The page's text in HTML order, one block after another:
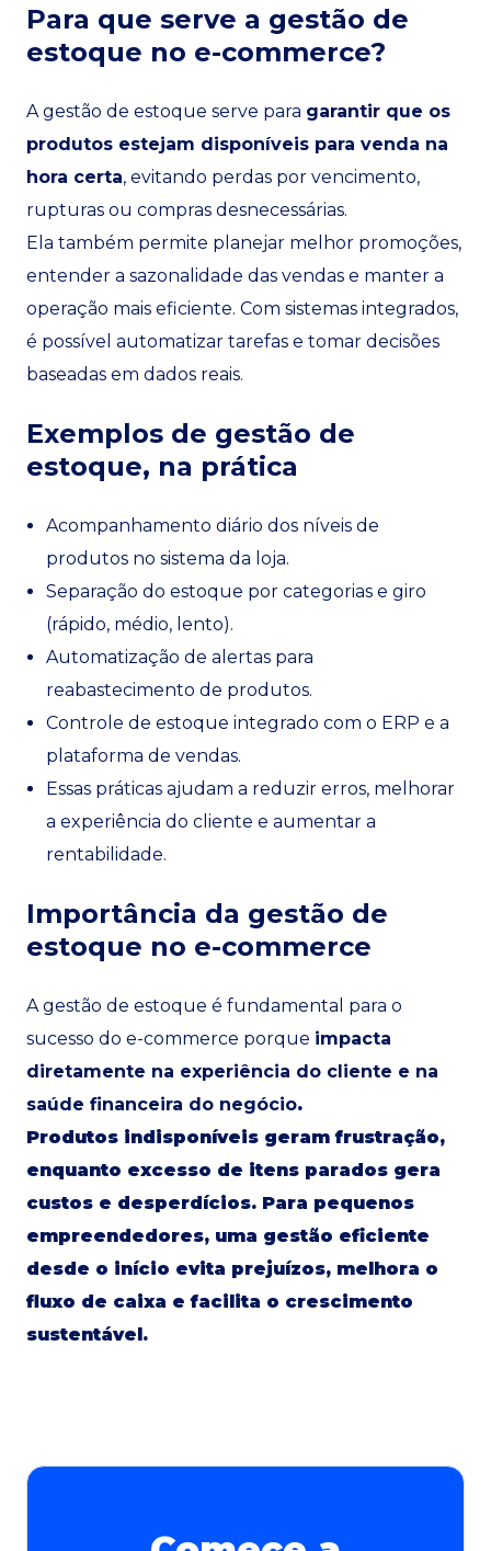
Para que serve a gestão de
estoque no e-commerce?
A gestão de estoque serve para garantir que os
produtos estejam disponíveis para venda na
hora certa, evitando perdas por vencimento,
rupturas ou compras desnecessárias.
Ela também permite planejar melhor promoções,
entender a sazonalidade das vendas e manter a
operação mais eficiente. Com sistemas integrados,
é possível automatizar tarefas e tomar decisões
baseadas em dados reais.
Exemplos de gestão de
estoque, na prática
Acompanhamento diário dos níveis de
produtos no sistema da loja.
Separação do estoque por categorias e giro
(rápido, médio, lento).
Automatização de alertas para
reabastecimento de produtos.
Controle de estoque integrado com o ERP e a
plataforma de vendas.
Essas práticas ajudam a reduzir erros, melhorar
a experiência do cliente e aumentar a
rentabilidade.
Importância da gestão de
estoque no e-commerce
A gestão de estoque é fundamental para o
sucesso do e-commerce porque impacta
diretamente na experiência do cliente e na
saúde financeira do negócio.
Produtos indisponíveis geram frustração,
enquanto excesso de itens parados gera
custos e desperdícios. Para pequenos
empreendedores, uma gestão eficiente
desde o início evita prejuízos, melhora o
fluxo de caixa e facilita o crescimento
sustentável.